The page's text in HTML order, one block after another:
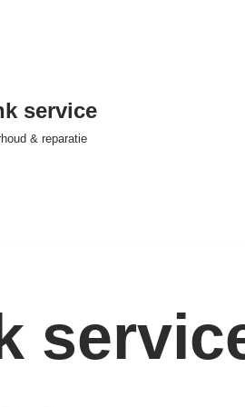
service
& reparatie